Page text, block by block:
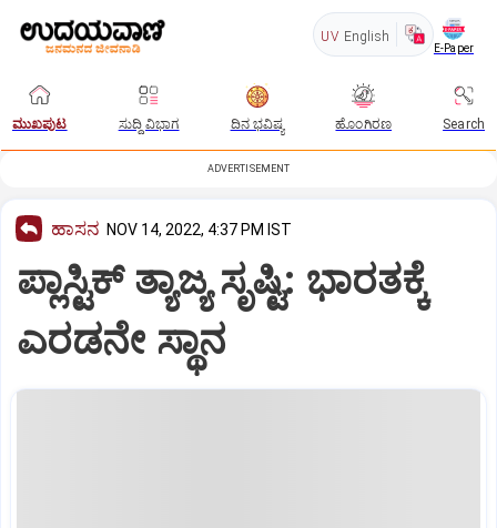
UV English
E-Paper
ಮುಖಪುಟ ಸುದ್ದಿ ವಿಭಾಗ ದಿನ ಭವಿಷ್ಯ ಹೊಂಗಿರಣ Search
ADVERTISEMENT
ಹಾಸನ NOV 14, 2022, 4:37 PM IST
ಪ್ಲಾಸ್ಟಿಕ್‌ ತ್ಯಾಜ್ಯ ಸೃಷ್ಟಿ: ಭಾರತಕ್ಕೆ
ಎರಡನೇ ಸ್ಥಾನ